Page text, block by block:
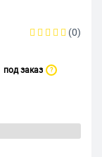
(0)
под заказ ?